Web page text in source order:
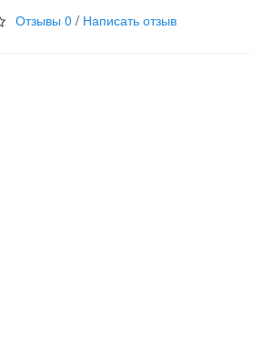
Отзывы 0 / Написать отзыв